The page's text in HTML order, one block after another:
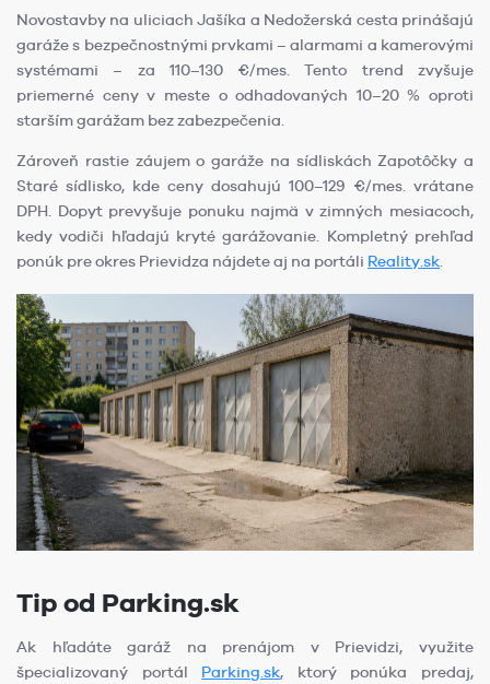
Novostavby na uliciach Jašíka a Nedožerská cesta prinášajú
garáže s bezpečnostnými prvkami – alarmami a kamerovými
systémami – za 110–130 €/mes. Tento trend zvyšuje
priemerné ceny v meste o odhadovaných 10–20 % oproti
starším garážam bez zabezpečenia.
Zároveň rastie záujem o garáže na sídliskách Zapotôčky a
Staré sídlisko, kde ceny dosahujú 100–129 €/mes. vrátane
DPH. Dopyt prevyšuje ponuku najmä v zimných mesiacoch,
kedy vodiči hľadajú kryté garážovanie. Kompletný prehľad
ponúk pre okres Prievidza nájdete aj na portáli Reality.sk
Tip od Parking.sk
Ak hľadáte garáž na prenájom v Prievidzi, využite
špecializovaný portál Parking.sk, ktorý ponúka predaj,